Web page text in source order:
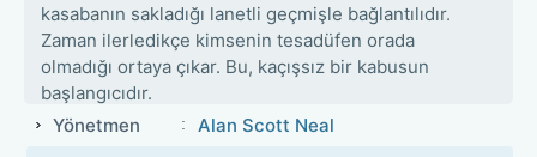
kasabanın sakladığı lanetli geçmişle bağlantılıdır.
Zaman ilerledikçe kimsenin tesadüfen orada
olmadığı ortaya çıkar. Bu, kaçışsız bir kabusun
başlangıcıdır.
Yönetmen
Alan Scott Neal